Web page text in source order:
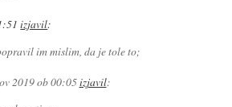
izjavil:
im mislim, da je tole to;
2019 ob 00:05izjavil: